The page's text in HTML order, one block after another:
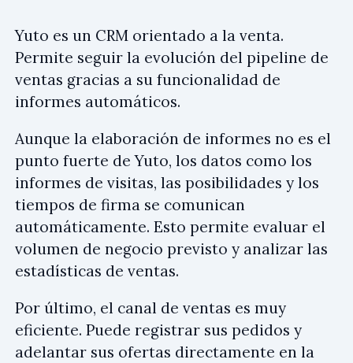
Yuto es un CRM orientado a la venta.
Permite seguir la evolución del pipeline de
ventas gracias a su funcionalidad de
informes automáticos.
Aunque la elaboración de informes no es el
punto fuerte de Yuto, los datos como los
informes de visitas, las posibilidades y los
tiempos de firma se comunican
automáticamente. Esto permite evaluar el
volumen de negocio previsto y analizar las
estadísticas de ventas.
Por último, el canal de ventas es muy
eficiente. Puede registrar sus pedidos y
adelantar sus ofertas directamente en la